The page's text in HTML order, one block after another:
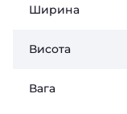
Ширина
Висота
Вага